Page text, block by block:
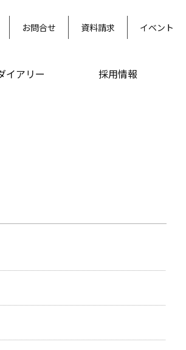
お問合せ 資料請求 イベント
イアリー 採用情報